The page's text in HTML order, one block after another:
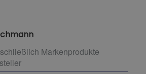
Markenprodukte